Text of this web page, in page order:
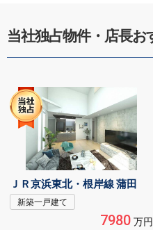
当社独占物件・店長お
ＪＲ京浜東北・根岸線 蒲田
新築一戸建て
7980万円